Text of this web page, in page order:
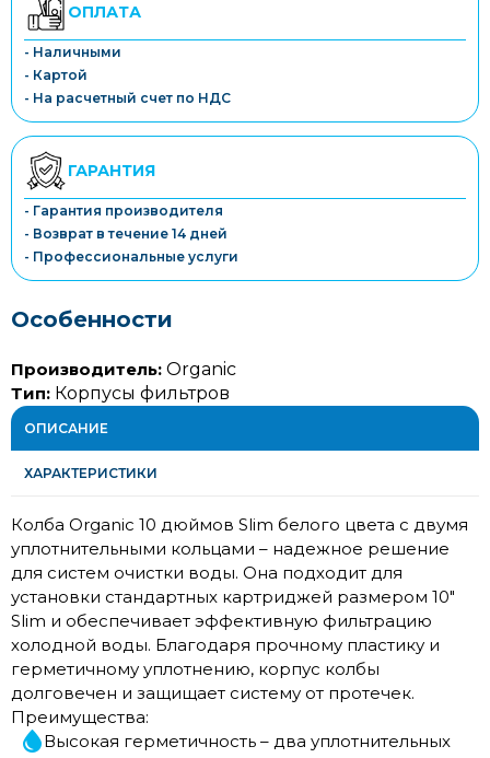
ОПЛАТА
- Наличными
- Картой
- На расчетный счет по НДС
ГАРАНТИЯ
- Гарантия производителя
- Возврат в течение 14 дней
- Профессиональные услуги
Особенности
Производитель: Organic
Тип: Корпусы фильтров
ОПИСАНИЕ
ХАРАКТЕРИСТИКИ
Колба Organic 10 дюймов Slim белого цвета с двумя
уплотнительными кольцами – надежное решение
для систем очистки воды. Она подходит для
установки стандартных картриджей размером 10"
Slim и обеспечивает эффективную фильтрацию
холодной воды. Благодаря прочному пластику и
герметичному уплотнению, корпус колбы
долговечен и защищает систему от протечек.
Преимущества:
Высокая герметичность – два уплотнительных